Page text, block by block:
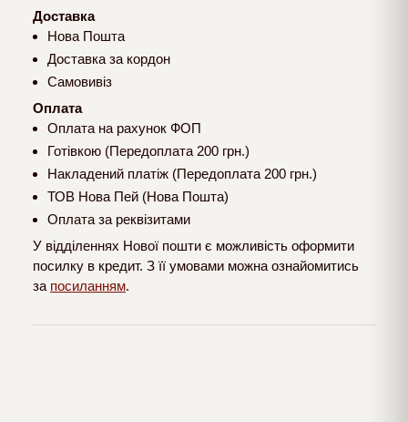
Доставка
Нова Пошта
Доставка за кордон
Самовивіз
Оплата
Оплата на рахунок ФОП
Готівкою (Передоплата 200 грн.)
Накладений платіж (Передоплата 200 грн.)
ТОВ Нова Пей (Нова Пошта)
Оплата за реквізитами
У відділеннях Нової пошти є можливість оформити
посилку в кредит. З її умовами можна ознайомитись
за посиланням.